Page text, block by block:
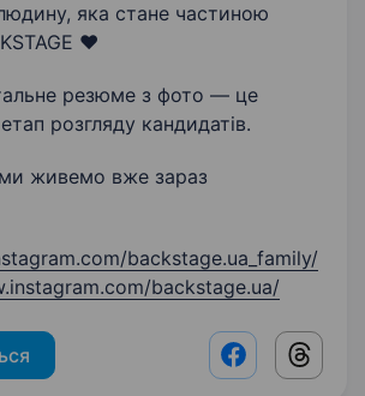
яка стане частиною
❤️
резюме з фото — це
розгляду кандидатів.
живемо вже зараз
backstage.ua_family/
backstage.ua/
Facebook